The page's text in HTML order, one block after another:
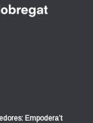
Empodera’t